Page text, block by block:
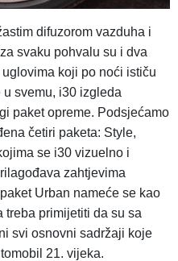
difuzorom vazduha i
svaku pohvalu su i dva
koji po noći ističu
svemu, i30 izgleda
paket opreme. Podsjećamo
četiri paketa: Style,
se i30 vizuelno i
zahtjevima
Urban nameće se kao
treba primijetiti da su sa
svi osnovni sadržaji koje
21. vijeka.